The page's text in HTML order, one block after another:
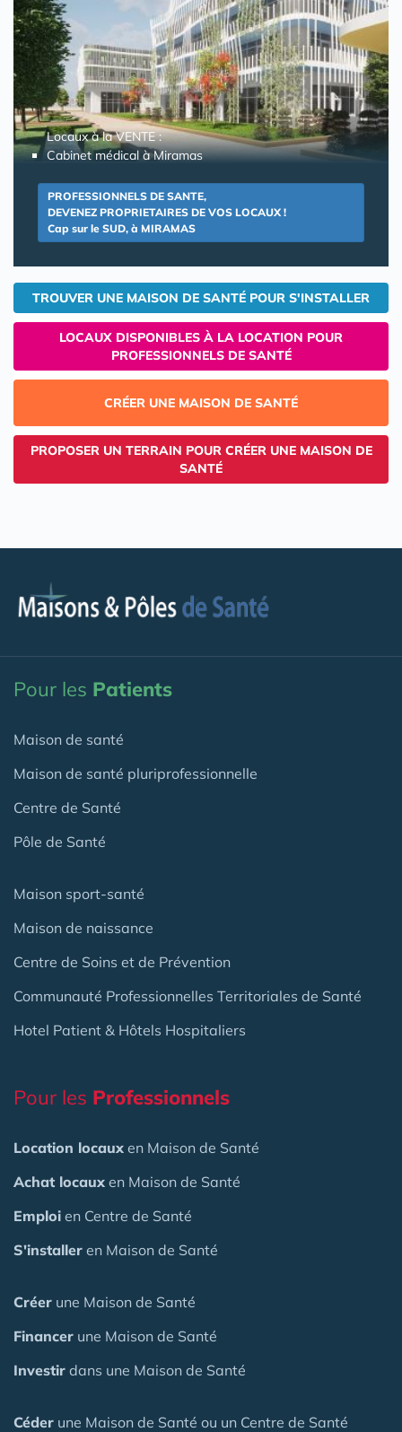
Locaux à la VENTE :
Cabinet médical à Miramas
PROFESSIONNELS DE SANTE,
DEVENEZ PROPRIETAIRES DE VOS LOCAUX !
Cap sur le SUD, à MIRAMAS
TROUVER UNE MAISON DE SANTÉ POUR S'INSTALLER
LOCAUX DISPONIBLES À LA LOCATION POUR
PROFESSIONNELS DE SANTÉ
CRÉER UNE MAISON DE SANTÉ
PROPOSER UN TERRAIN POUR CRÉER UNE MAISON DE
SANTÉ
Pour les Patients
Maison de santé
Maison de santé pluriprofessionnelle
Centre de Santé
Pôle de Santé
Maison sport-santé
Maison de naissance
Centre de Soins et de Prévention
Communauté Professionnelles Territoriales de Santé
Hotel Patient & Hôtels Hospitaliers
Pour les Professionnels
Location locaux en Maison de Santé
Achat locaux en Maison de Santé
Emploi en Centre de Santé
S'installer en Maison de Santé
Créer une Maison de Santé
Financer une Maison de Santé
Investir dans une Maison de Santé
Céder une Maison de Santé ou un Centre de Santé